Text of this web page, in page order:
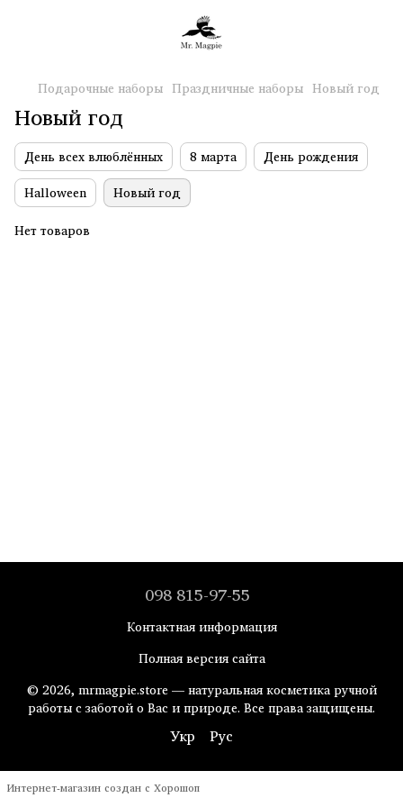
Подарочные наборы Праздничные наборы Новый год
Новый год
День всех влюблённых 8 марта
День рождения
Halloween
Новый год
Нет товаров
098 815-97-55
Контактная информация
Полная версия сайта
© 2026, mrmagpie.store — натуральная косметика ручной
работы с заботой о Вас и природе. Все права защищены.
Укр Рус
Интернет-магазин создан с Хорошоп